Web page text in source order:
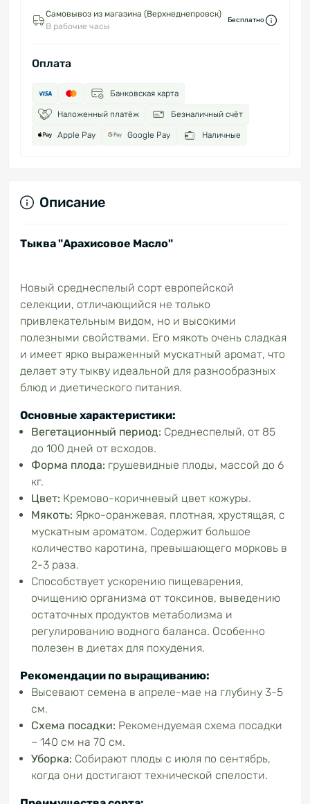
Самовывоз из магазина (Верхнеднепровск)
В рабочие часы
Бесплатно
Оплата
Банковская карта
Наложенный платёж Безналичный счёт
Apple Pay Google Pay Наличные
Описание
Тыква "Арахисовое Масло"
Новый среднеспелый сорт европейской
селекции, отличающийся не только
привлекательным видом, но и высокими
полезными свойствами. Его мякоть очень сладкая
и имеет ярко выраженный мускатный аромат, что
делает эту тыкву идеальной для разнообразных
блюд и диетического питания.
Основные характеристики:
Вегетационный период: Среднеспелый, от 85
до 100 дней от всходов.
Форма плода: грушевидные плоды, массой до 6
кг.
Цвет: Кремово-коричневый цвет кожуры.
Мякоть: Ярко-оранжевая, плотная, хрустящая, с
мускатным ароматом. Содержит большое
количество каротина, превышающего морковь в
2-3 раза.
Способствует ускорению пищеварения,
очищению организма от токсинов, выведению
остаточных продуктов метаболизма и
регулированию водного баланса. Особенно
полезен в диетах для похудения.
Рекомендации по выращиванию:
Высевают семена в апреле-мае на глубину 3-5
см.
Схема посадки: Рекомендуемая схема посадки
– 140 см на 70 см.
Уборка: Собирают плоды с июля по сентябрь,
когда они достигают технической спелости.